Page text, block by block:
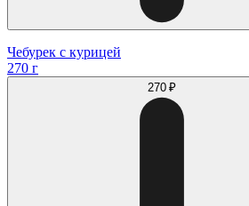
Чебурек с курицей
270 г
270 ₽